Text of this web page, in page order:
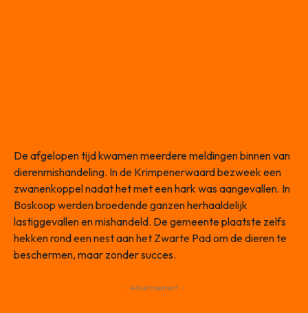
De afgelopen tijd kwamen meerdere meldingen binnen van
dierenmishandeling. In de Krimpenerwaard bezweek een
zwanenkoppel nadat het met een hark was aangevallen. In
Boskoop werden broedende ganzen herhaaldelijk
lastiggevallen en mishandeld. De gemeente plaatste zelfs
hekken rond een nest aan het Zwarte Pad om de dieren te
beschermen, maar zonder succes.
- Advertisement -